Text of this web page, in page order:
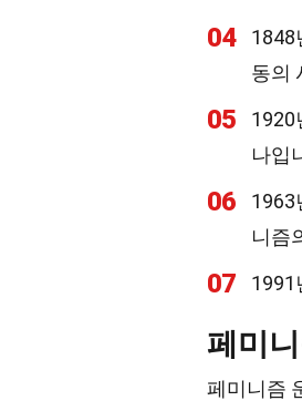
04
1848
동의
05
1920
나입
06
1963
니즘
07 1991
페미
페미니즘